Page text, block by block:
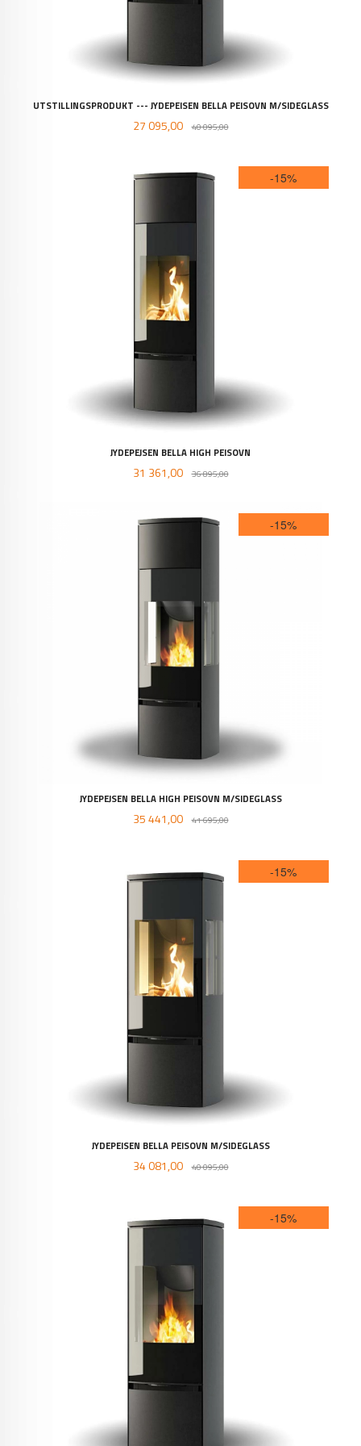
UTSTILLINGSPRODUKT --- JYDEPEISEN BELLA PEISOVN M/SIDEGLASS
Tilbud
27 095,00 40 095,00Rabatt
JYDEPEJSEN BELLA HIGH PEISOVN
Tilbud
31 361,00 36 895,00Rabatt
-15%
JYDEPEJSEN BELLA HIGH PEISOVN M/SIDEGLASS
Tilbud
35 441,00 41 695,00Rabatt
-15%
JYDEPEISEN BELLA PEISOVN M/SIDEGLASS
Tilbud
34 081,00 40 095,00Rabatt
-15%
-15%